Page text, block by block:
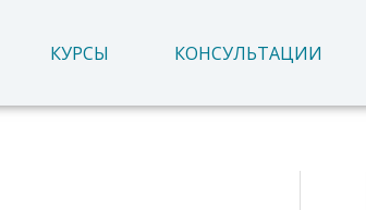
КУРСЫ КОНСУЛЬТАЦИИ